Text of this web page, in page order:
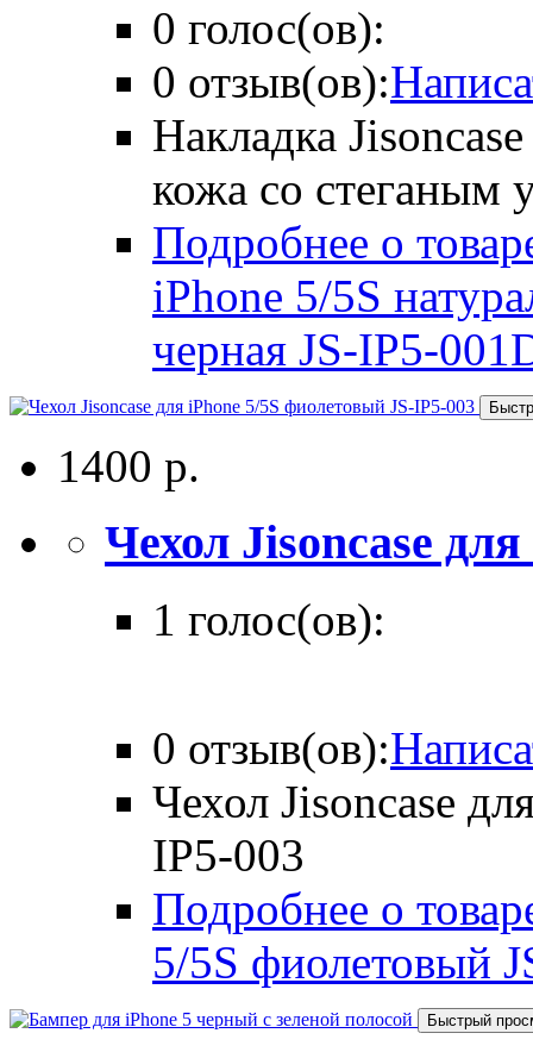
0 голос(ов):
0 отзыв(ов):
Накладка
кожа со стеганым
Подробнее о
iPhone 5/5S
черная JS-IP5-
1400 р.
Чехол Jisoncase для
1 голос(ов):
0 отзыв(ов):
Чехол Jisoncase
IP5-003
Подробнее о
5/5S фиолетовый
Быстрый